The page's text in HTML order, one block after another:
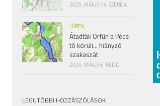
2025. MÁJUS 14. SZERDA
HÍREK
Átadták Orfűn a Pécsi
tó körüli… hiányzó
szakaszát
2025. MÁJUS 6. KEDD
LEGUTÓBBI HOZZÁSZÓLÁSOK